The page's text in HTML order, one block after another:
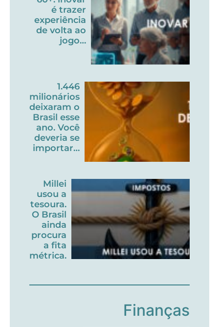
é trazer
experiência
de volta ao
jogo…
1.446
milionários
deixaram o
Brasil esse
ano. Você
deveria se
importar…
Millei
usou a
tesoura.
O Brasil
ainda
procura
a fita
métrica.
Finanças